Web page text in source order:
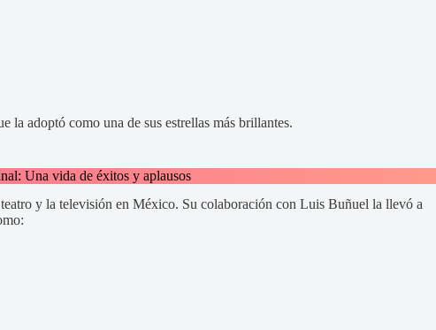
la adoptó como una de sus estrellas más brillantes.
Una vida de éxitos y aplausos
y la televisión en México. Su colaboración con Luis Buñuel la llevó a